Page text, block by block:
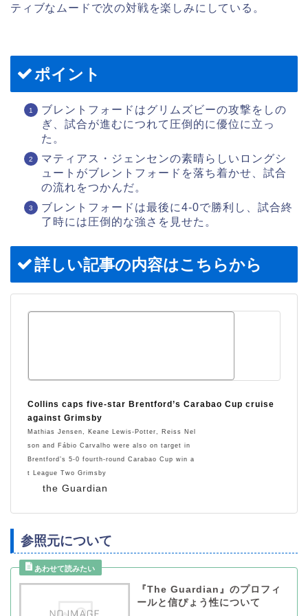
ティブなムードで次の対戦を楽しみにしている。
ポイント
ブレントフォードはグリムズビーの攻撃をしの
ぎ、試合が進むにつれて圧倒的に優位に立っ
た。
マティアス・ジェンセンの素晴らしいロングシ
ュートがブレントフォードを落ち着かせ、試合
の流れをつかんだ。
ブレントフォードは最後に4-0で勝利し、試合終
了時には圧倒的な強さを見せた。
詳しい記事の内容はこちらから
the Guardian
Collins caps five-star Brentford’s Carabao Cup cruise
against Grimsby
Mathias Jensen, Keane Lewis-Potter, Reiss Nel
son and Fábio Carvalho were also on target in
Brentford’s 5-0 fourth-round Carabao Cup win a
t League Two Grimsby
参照元について
『The Guardian』のプロフィ
ールと信ぴょう性について